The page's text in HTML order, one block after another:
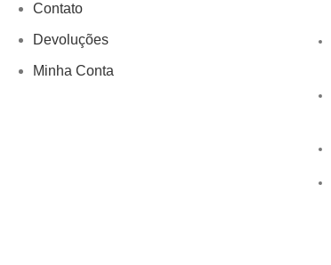
Contato
Devoluções
Minha Conta